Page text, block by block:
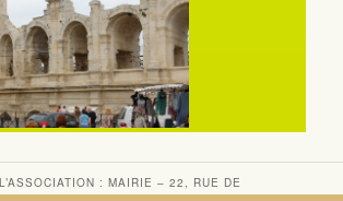
: MAIRIE – 22, RUE DE